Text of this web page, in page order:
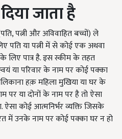
जाता है
पत्नी और अविवाहित बच्चों) ले
पति या पत्नी में से कोई एक अथवा
लिए पात्र है. इस स्कीम के तहत
या परिवार के नाम पर कोई पक्का
हक़ महिला मुखिया या घर के
या दोनों के नाम पर है तो ऐसा
ऐसा कोई आत्मनिर्भर व्यक्ति जिसके
में उनके नाम पर कोई पक्का घर न हो